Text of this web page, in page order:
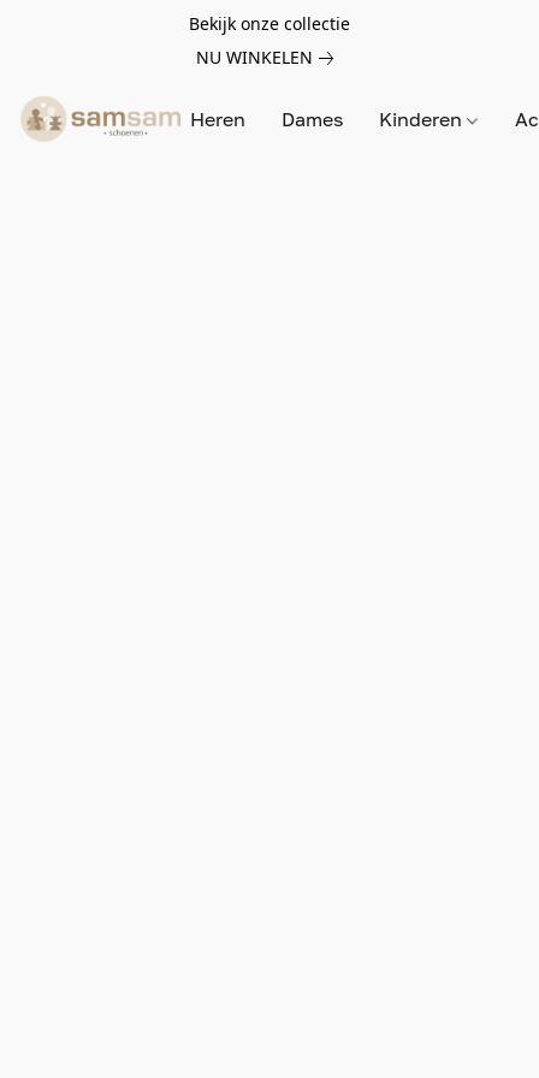
Bekijk onze collectie
NU WINKELEN
Heren Dames Kinderen